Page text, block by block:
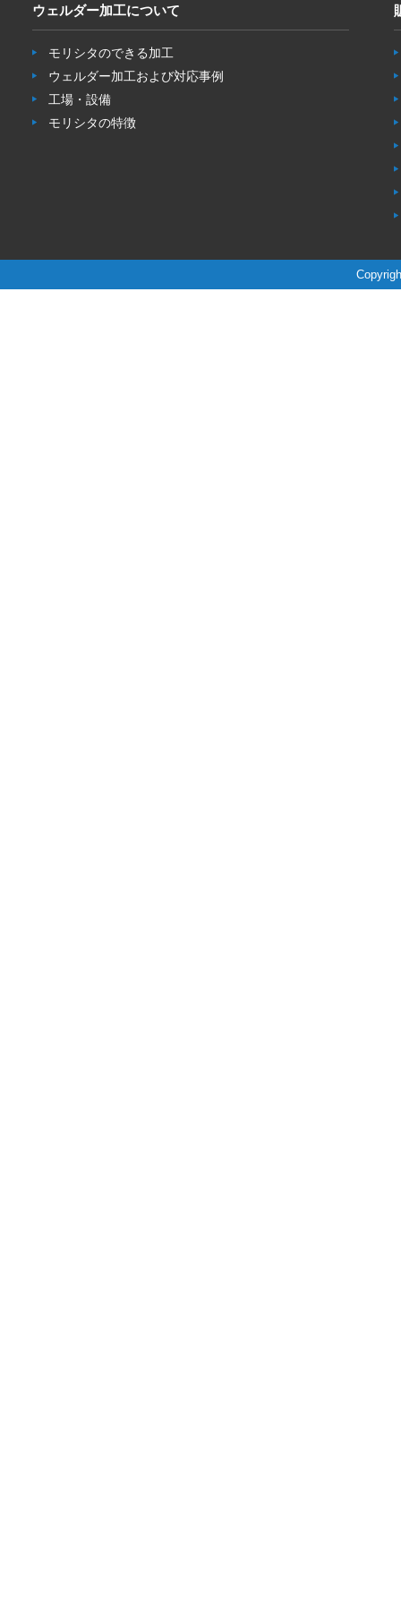
ウェルダー加工について
モリシタのできる加工
ウェルダー加工および対応事例
工場・設備
モリシタの特徴